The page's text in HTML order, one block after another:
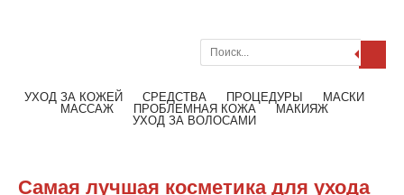
УХОД ЗА КОЖЕЙ СРЕДСТВА ПРОЦЕДУРЫ
МАСКИ
МАССАЖ
ПРОБЛЕМНАЯ КОЖА
МАКИЯЖ
УХОД ЗА ВОЛОСАМИ
Самая лучшая косметика для ухода